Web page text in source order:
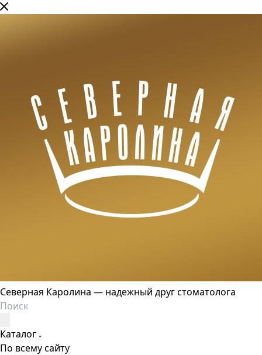
Северная Каролина — надежный друг стоматолога
Каталог
По всему сайту